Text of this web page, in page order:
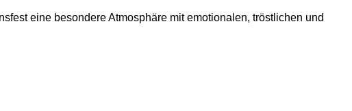
eine besondere Atmosphäre mit emotionalen, tröstlichen und